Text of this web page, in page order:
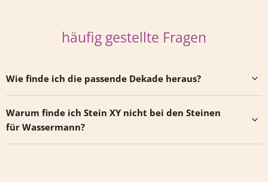
häufig gestellte Fragen
Wie finde ich die passende Dekade heraus?
Warum finde ich Stein XY nicht bei den Steinen
für Wassermann?